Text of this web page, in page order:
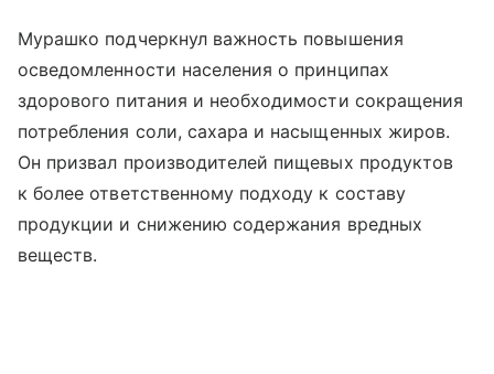
Мурашко подчеркнул важность повышения
осведомленности населения о принципах
здорового питания и необходимости сокращения
потребления соли, сахара и насыщенных жиров.
Он призвал производителей пищевых продуктов
к более ответственному подходу к составу
продукции и снижению содержания вредных
веществ.